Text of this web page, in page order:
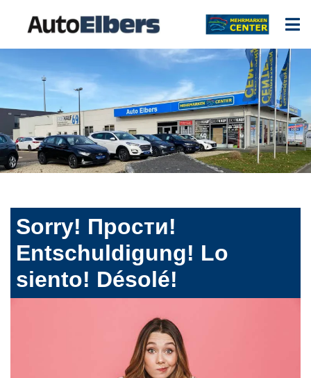
Sorry! Прости!
Entschuldigung! Lo
siento! Désolé!